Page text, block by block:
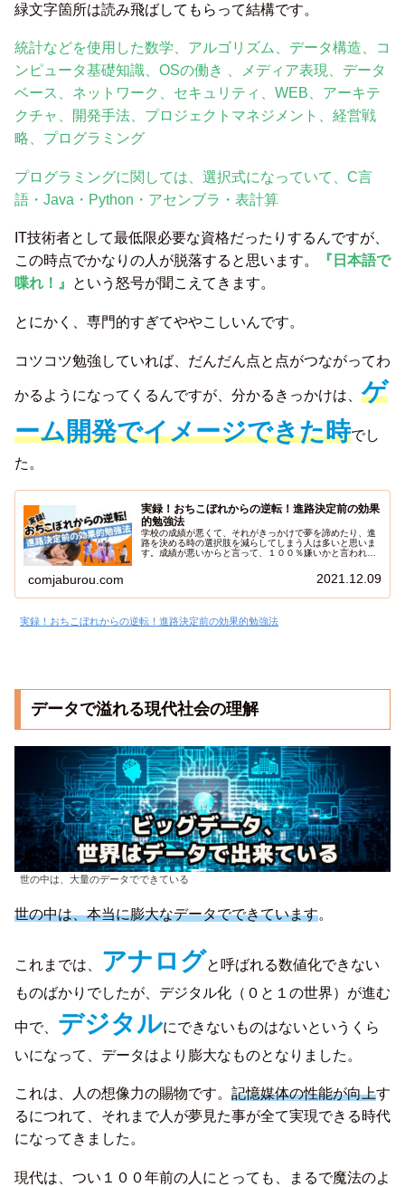
緑文字箇所は読み飛ばしてもらって結構です。
統計などを使用した数学、アルゴリズム、データ構造、コ
ンピュータ基礎知識、OSの働き 、メディア表現、データ
ベース、ネットワーク、セキュリティ、WEB、アーキテ
クチャ、開発手法、プロジェクトマネジメント、経営戦
略、プログラミング
プログラミングに関しては、選択式になっていて、C言
語・Java・Python・アセンブラ・表計算
IT技術者として最低限必要な資格だったりするんですが、
この時点でかなりの人が脱落すると思います。
『日本語で
喋れ！』
という怒号が聞こえてきます。
とにかく、専門的すぎてややこしいんです。
コツコツ勉強していれば、だんだん点と点がつながってわ
かるようになってくるんですが、分かるきっかけは、ゲ
ーム開発でイメージできた時でし
た。
実録！おちこぼれからの逆転！進路決定前の効果
的勉強法
学校の成績が悪くて、それがきっかけで夢を諦めたり、進
路を決める時の選択肢を減らしてしまう人は多いと思いま
す。成績が悪いからと言って、１００％嫌いかと言われれ
だったり、先生に気に入られるかどうかだったりするの
で、参考にならないケースもあるんです。大切なのは、勉
comjaburou.com 2021.12.09
実録！おちこぼれからの逆転！進路決定前の効果的勉強法
データで溢れる現代社会の理解
世の中は、大量のデータでできている
世の中は、本当に膨大なデータでできています。
これまでは、 アナログと呼ばれる数値化できない
ものばかりでしたが、デジタル化（０と１の世界）が進む
中で、 デジタルにできないものはないというくら
いになって、データはより膨大なものとなりました。
これは、人の想像力の賜物です。 記憶媒体の性能が向上す
るにつれて、それまで人が夢見た事が全て実現できる時代
になってきました。
現代は、つい１００年前の人にとっても、まるで魔法のよ